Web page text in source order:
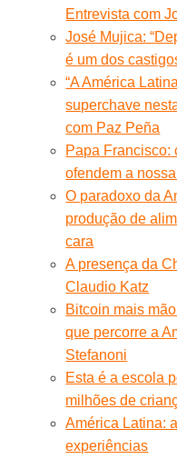
Entrevista com
José Mujica:
é um dos
“A América
superchave
com Paz Peña
Papa Francisco:
ofendem a
O paradoxo da
produção de
cara
A presença da
Claudio Katz
Bitcoin mais
que percorre a
Stefanoni
Esta é a escola
milhões de
América Latina:
experiências